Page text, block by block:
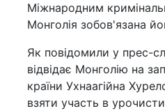
Міжнародним
Монголія зобов'язана
Як повідомили у прес-
відвідає Монголію на
країни Ухнаагійна
взяти участь в